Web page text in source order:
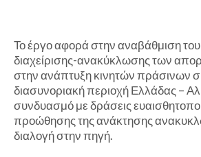
Το έργο αφορά στην αναβάθμιση
διαχείρισης-ανακύκλωσης των
στην ανάπτυξη κινητών πράσινων
διασυνοριακή περιοχή Ελλάδας –
συνδυασμό με δράσεις
προώθησης της ανάκτησης
διαλογή στην πηγή.